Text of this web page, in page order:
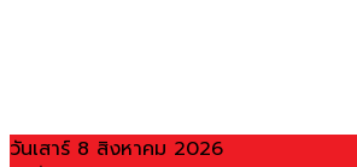
วันเสาร์ 8 สิงหาคม 2026